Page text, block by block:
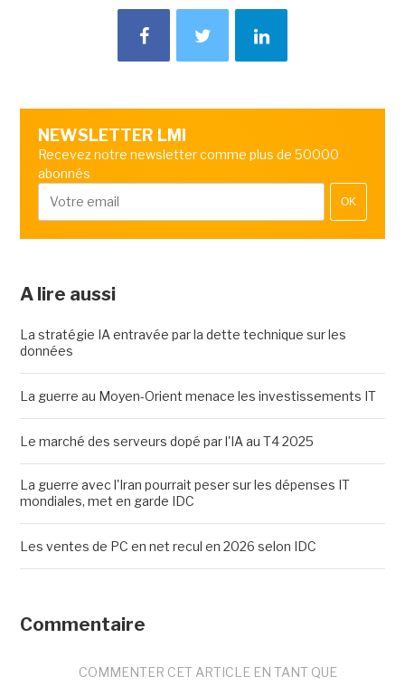
NEWSLETTER LMI
Recevez notre newsletter comme plus de 50000
abonnés
OK
A lire aussi
La stratégie IA entravée par la dette technique sur les
données
La guerre au Moyen-Orient menace les investissements IT
Le marché des serveurs dopé par l'IA au T4 2025
La guerre avec l'Iran pourrait peser sur les dépenses IT
mondiales, met en garde IDC
Les ventes de PC en net recul en 2026 selon IDC
Commentaire
COMMENTER CET ARTICLE EN TANT QUE